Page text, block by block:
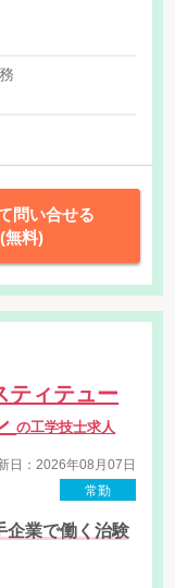
（月曜日・水曜
月4-6回前後）
円 通勤手当
て支給（上限
問い合せる
(無料)
ティテュー
の工学技士求人
日：2026年08月07日
常勤
企業で働く治験